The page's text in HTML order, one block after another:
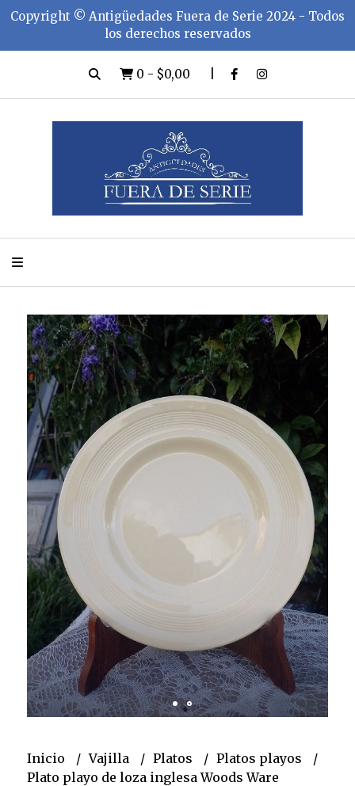
Copyright ©️ Antigüedades Fuera de Serie 2024 - Todos
los derechos reservados
0 - $0,00
Inicio Vajilla Platos
Platos playos
Plato playo de loza inglesa Woods Ware